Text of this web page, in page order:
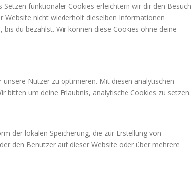
funktionaler Cookies erleichtern wir dir den Besuch
Website nicht wiederholt dieselben Informationen
du bezahlst. Wir können diese Cookies ohne deine
Nutzer zu optimieren. Mit diesen analytischen
bitten um deine Erlaubnis, analytische Cookies zu setzen.
der lokalen Speicherung, die zur Erstellung von
den Benutzer auf dieser Website oder über mehrere